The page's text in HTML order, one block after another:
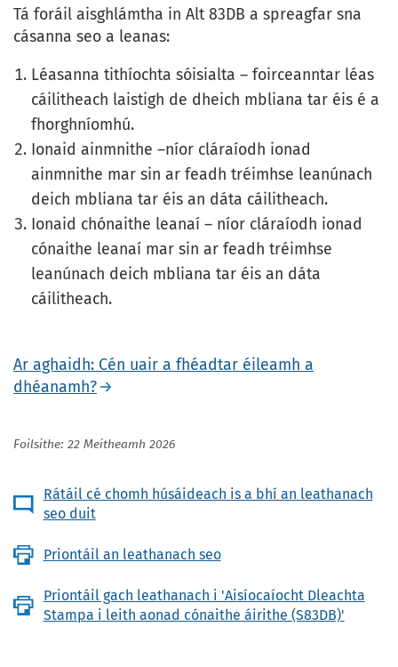
Tá foráil aisghlámtha in Alt 83DB a spreagfar sna
cásanna seo a leanas:
Léasanna tithíochta sóisialta – foirceanntar léas
cáilitheach laistigh de dheich mbliana tar éis é a
fhorghníomhú.
Ionaid ainmnithe –níor cláraíodh ionad
ainmnithe mar sin ar feadh tréimhse leanúnach
deich mbliana tar éis an dáta cáilitheach.
Ionaid chónaithe leanaí – níor cláraíodh ionad
cónaithe leanaí mar sin ar feadh tréimhse
leanúnach deich mbliana tar éis an dáta
cáilitheach.
Ar aghaidh: Cén uair a fhéadtar éileamh a
dhéanamh?
Foilsithe: 22 Meitheamh 2026
Rátáil cé chomh húsáideach is a bhí an leathanach
seo duit
Priontáil an leathanach seo
Priontáil gach leathanach i 'Aisíocaíocht Dleachta
Stampa i leith aonad cónaithe áirithe (S83DB)'